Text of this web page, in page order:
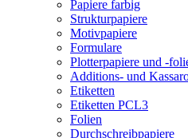
Papiere farbig
Strukturpapiere
Motivpapiere
Formulare
Plotterpapiere und -
Additions- und
Etiketten
Etiketten PCL3
Folien
Durchschreibpapiere